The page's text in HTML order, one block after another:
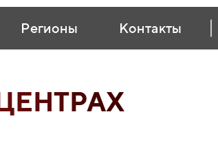
Регионы Контакты